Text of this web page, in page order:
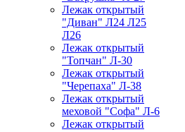
Лежак открытый
"Диван" Л24 Л25
Л26
Лежак открытый
"Топчан" Л-30
Лежак открытый
"Черепаха" Л-38
Лежак открытый
меховой "Софа" Л-6
Лежак открытый